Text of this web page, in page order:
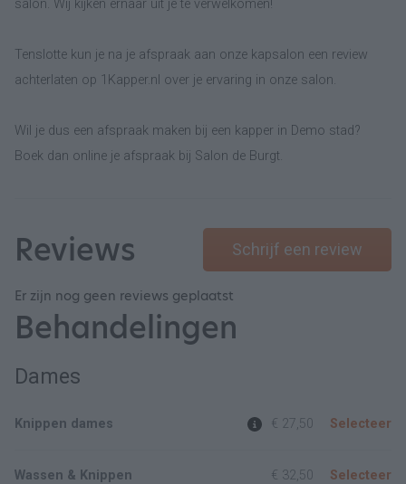
salon. Wij kijken ernaar uit je te verwelkomen!
Tenslotte kun je na je afspraak aan onze kapsalon een review
achterlaten op 1Kapper.nl over je ervaring in onze salon.
Wil je dus een afspraak maken bij een kapper in Demo stad?
Boek dan online je afspraak bij Salon de Burgt.
Reviews Schrijf een review
Er zijn nog geen reviews geplaatst
Behandelingen
Dames
Knippen dames € 27,50 Selecteer
Wassen & Knippen € 32,50 Selecteer